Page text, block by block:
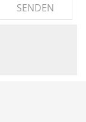
SENDEN